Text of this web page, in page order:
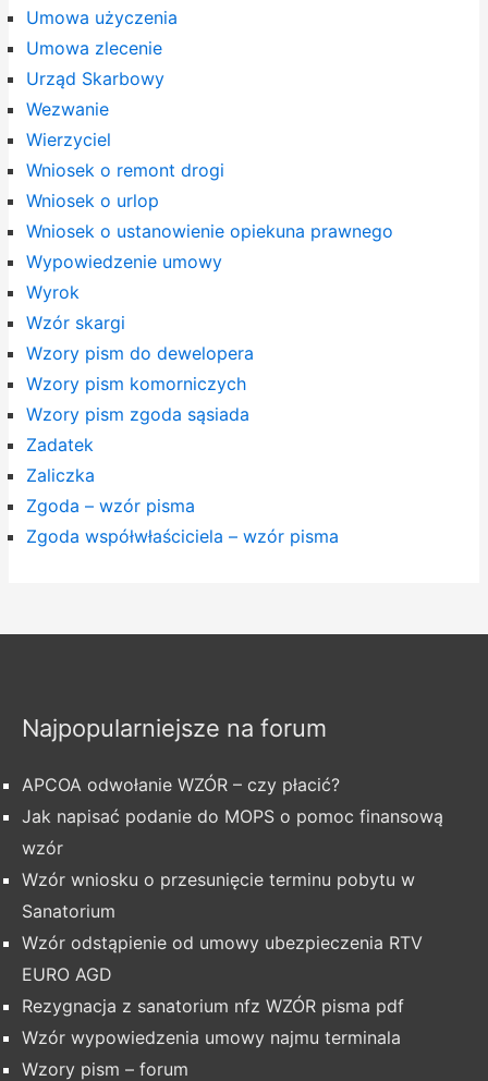
Umowa użyczenia
Umowa zlecenie
Urząd Skarbowy
Wezwanie
Wierzyciel
Wniosek o remont drogi
Wniosek o urlop
Wniosek o ustanowienie opiekuna prawnego
Wypowiedzenie umowy
Wyrok
Wzór skargi
Wzory pism do dewelopera
Wzory pism komorniczych
Wzory pism zgoda sąsiada
Zadatek
Zaliczka
Zgoda – wzór pisma
Zgoda współwłaściciela – wzór pisma
Najpopularniejsze na forum
APCOA odwołanie WZÓR – czy płacić?
Jak napisać podanie do MOPS o pomoc finansową
wzór
Wzór wniosku o przesunięcie terminu pobytu w
Sanatorium
Wzór odstąpienie od umowy ubezpieczenia RTV
EURO AGD
Rezygnacja z sanatorium nfz WZÓR pisma pdf
Wzór wypowiedzenia umowy najmu terminala
Wzory pism – forum